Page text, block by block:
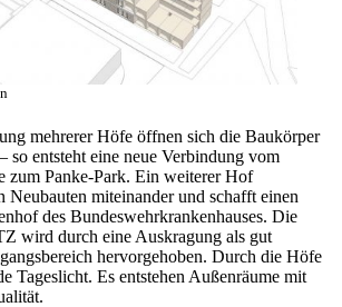
mehrerer Höfe öffnen sich die Baukörper
so entsteht eine neue Verbindung vom
zum Panke-Park. Ein weiterer Hof
Neubauten miteinander und schafft einen
des Bundeswehrkrankenhauses. Die
wird durch eine Auskragung als gut
hervorgehoben. Durch die Höfe
Tageslicht. Es entstehen Außenräume mit